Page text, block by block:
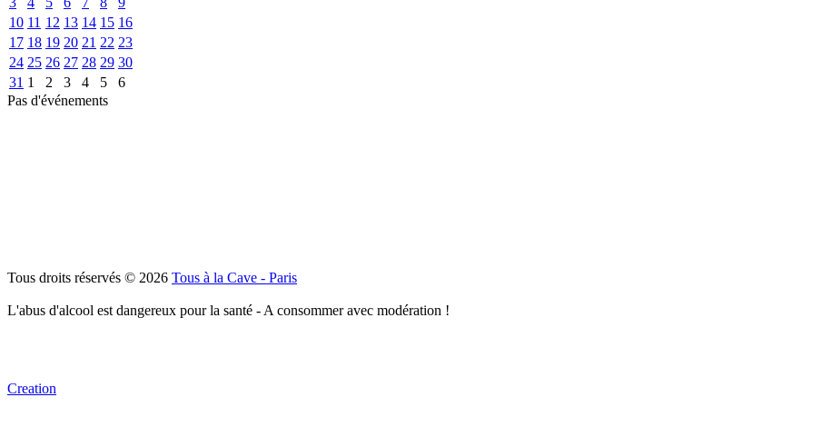
10 11 12 13 14 15 16
17 18 19 20 21 22 23
24 25 26 27 28 29 30
31 1 2 3 4 5
6
Pas d'événements
Tous droits réservés © 2026 Tous à la Cave - Paris
L'abus d'alcool est dangereux pour la santé - A consommer avec modération !
Creation